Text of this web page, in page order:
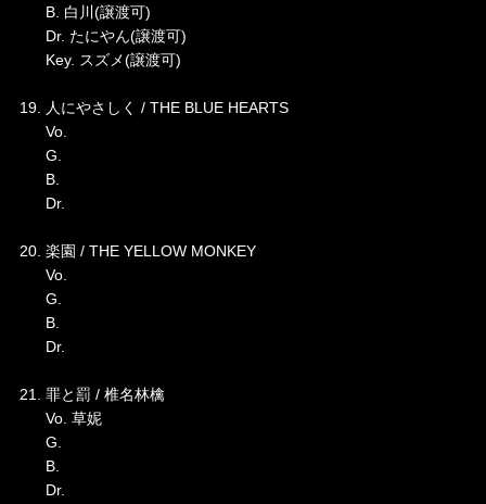
B. 白川(譲渡可)
Dr. たにやん(譲渡可)
Key. スズメ(譲渡可)
19. 人にやさしく / THE BLUE HEARTS
Vo.
G.
B.
Dr.
20. 楽園 / THE YELLOW MONKEY
Vo.
G.
B.
Dr.
21. 罪と罰 / 椎名林檎
Vo. 草妮
G.
B.
Dr.